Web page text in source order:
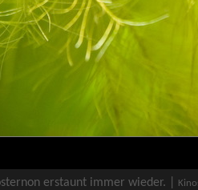
erstaunt immer wieder. |